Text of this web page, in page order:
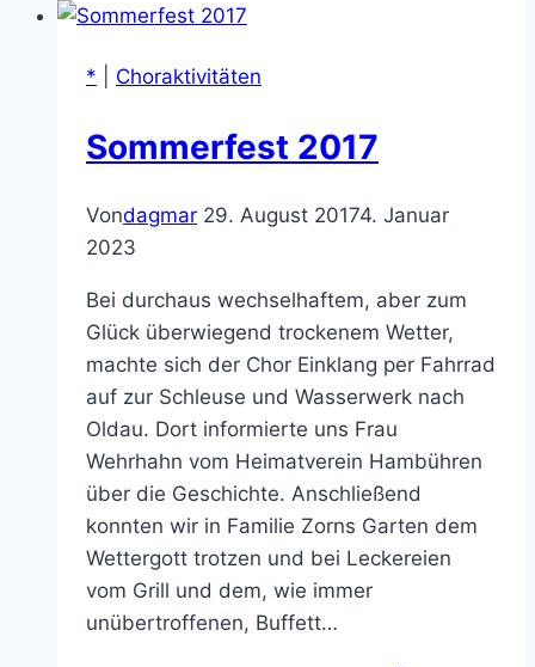
* Choraktivitäten
Sommerfest 2017
Vondagmar 29. August 20174. Januar
2023
Bei durchaus wechselhaftem, aber zum
Glück überwiegend trockenem Wetter,
machte sich der Chor Einklang per Fahrrad
auf zur Schleuse und Wasserwerk nach
Oldau. Dort informierte uns Frau
Wehrhahn vom Heimatverein Hambühren
über die Geschichte. Anschließend
konnten wir in Familie Zorns Garten dem
Wettergott trotzen und bei Leckereien
vom Grill und dem, wie immer
unübertroffenen, Buffett…